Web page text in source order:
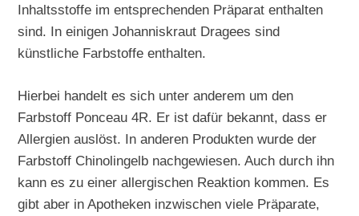
Inhaltsstoffe im entsprechenden Präparat enthalten
sind. In einigen Johanniskraut Dragees sind
künstliche Farbstoffe enthalten.
Hierbei handelt es sich unter anderem um den
Farbstoff Ponceau 4R. Er ist dafür bekannt, dass er
Allergien auslöst. In anderen Produkten wurde der
Farbstoff Chinolingelb nachgewiesen. Auch durch ihn
kann es zu einer allergischen Reaktion kommen. Es
gibt aber in Apotheken inzwischen viele Präparate,